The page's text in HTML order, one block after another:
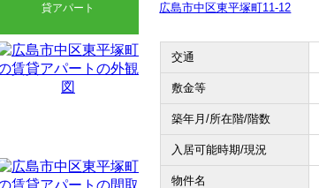
貸アパート 広島市中区東平塚町11-12
交通
敷金等
築年月/所在階/階数
入居可能時期/現況
物件名